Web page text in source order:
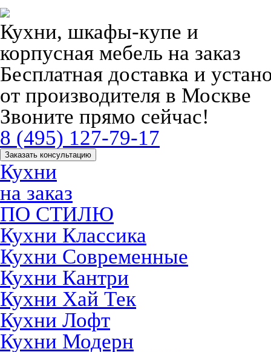
Кухни, шкафы-купе и
корпусная мебель на заказ
Бесплатная доставка и
от производителя в Москве
Звоните прямо сейчас!
8 (495) 127-79-17
Заказать консультацию
Кухни
на заказ
ПО СТИЛЮ
Кухни Классика
Кухни Современные
Кухни Кантри
Кухни Хай Тек
Кухни Лофт
Кухни Модерн